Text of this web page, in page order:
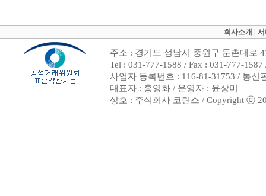
회사소개
주소 : 경기도 성남시 중원구 둔촌대로
Tel : 031-777-1588 / Fax : 031-777-
사업자 등록번호 : 116-81-31753 / 통신
대표자 : 홍영화 / 운영자 : 윤상미
상호 : 주식회사 코린스 / Copyright ⓒ